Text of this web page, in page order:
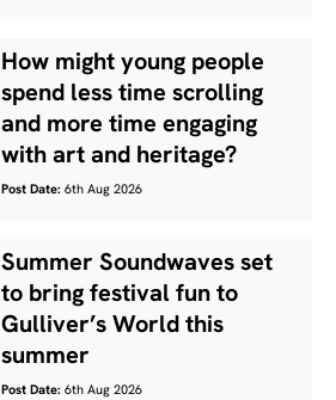
How might young people
spend less time scrolling
and more time engaging
with art and heritage?
Post Date: 6th Aug 2026
Summer Soundwaves set
to bring festival fun to
Gulliver’s World this
summer
Post Date: 6th Aug 2026